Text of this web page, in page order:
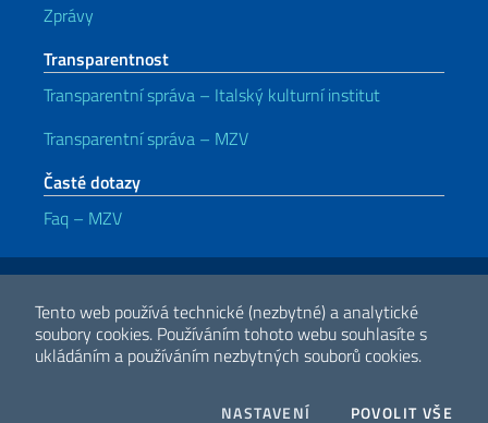
Tento web používá technické (nezbytné) a analytické
soubory cookies. Používáním tohoto webu souhlasíte s
ukládáním a používáním nezbytných souborů cookies.
NASTAVENÍ COOKIESPOVOLIT VŠE
Zprávy
Transparentnost
Transparentní správa – Italský kulturní institut
Transparentní správa – MZV
Časté dotazy
Faq – MZV
Užitečné odkazy